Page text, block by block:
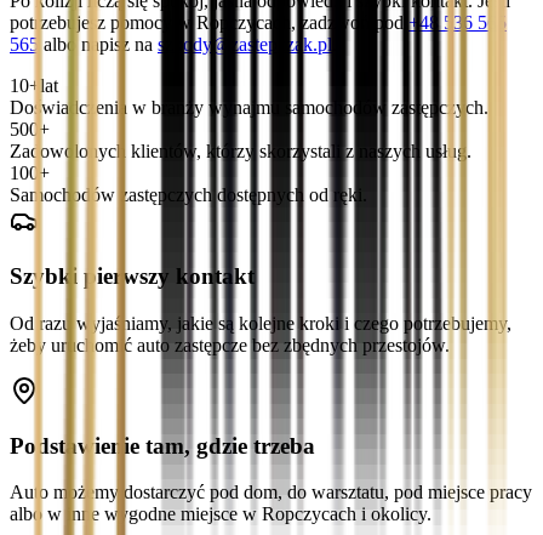
potrzebujesz pomocy w Ropczycach, zadzwoń pod +48 536 565
565 albo napisz na szkody@zastepczak.pl
10+ lat
Doświadczenia w branży wynajmu samochodów zastępczych.
500+
Zadowolonych klientów, którzy skorzystali z naszych usług.
100+
Samochodów zastępczych dostępnych od ręki.
Szybki pierwszy kontakt
Od razu wyjaśniamy, jakie są kolejne kroki i czego potrzebujemy,
żeby uruchomić auto zastępcze bez zbędnych przestojów.
Podstawienie tam, gdzie trzeba
Auto możemy dostarczyć pod dom, do warsztatu, pod miejsce pracy
albo w inne wygodne miejsce w Ropczycach i okolicy.